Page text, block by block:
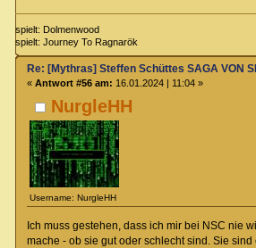
spielt: Dolmenwood
spielt: Journey To Ragnarök
NurgleHH
Username: NurgleHH
Re: [Mythras] Steffen Schüttes SAGA VON
« Antwort #56 am: 16.01.2024 | 11:04 »
Ich muss gestehen, dass ich mir bei NSC nie
mache - ob sie gut oder schlecht sind. Sie